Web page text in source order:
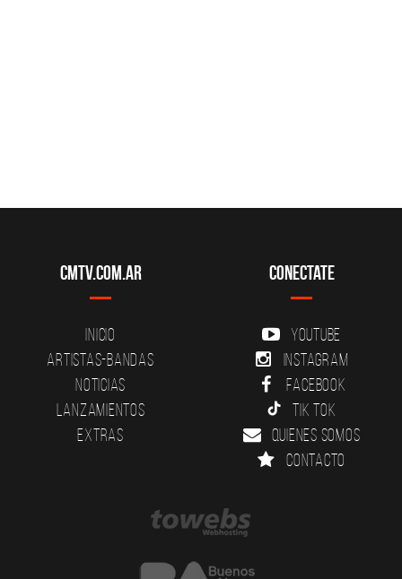
CMTV.com.ar
Inicio
Artistas-Bandas
Noticias
Lanzamientos
Extras
Conectate
YouTube
Instagram
Facebook
Tik Tok
Quienes somos
Contacto